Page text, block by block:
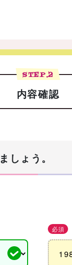
STEP.2
内容確認
しょう。
必須